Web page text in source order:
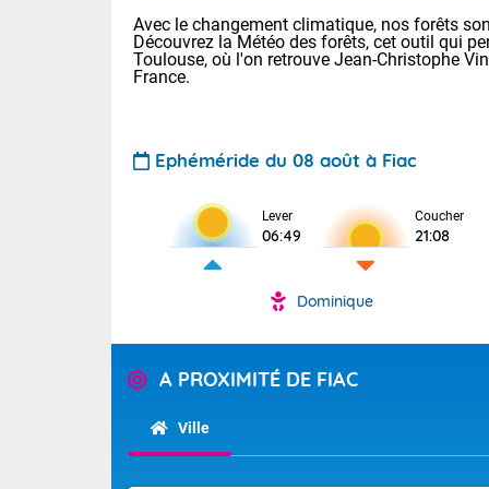
Avec le changement climatique, nos forêts
Découvrez la Météo des forêts, cet outil qui
Toulouse, où l'on retrouve Jean-Christophe
France.
Ephéméride du 08 août à Fiac
Lever
06:49
Coucher
21:08
Dominique
A PROXIMITÉ DE FIAC
Ville
Voici les
: 22/28 Paris
Clermont-Fd
Limoges :
Lille : 22/29
(83), et